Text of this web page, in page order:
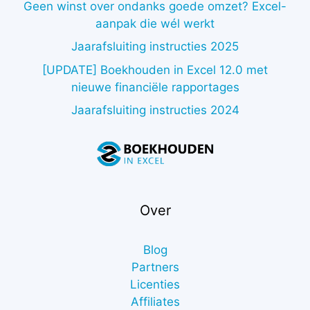
Geen winst over ondanks goede omzet? Excel-
aanpak die wél werkt
Jaarafsluiting instructies 2025
[UPDATE] Boekhouden in Excel 12.0 met
nieuwe financiële rapportages
Jaarafsluiting instructies 2024
Over
Blog
Partners
Licenties
Affiliates